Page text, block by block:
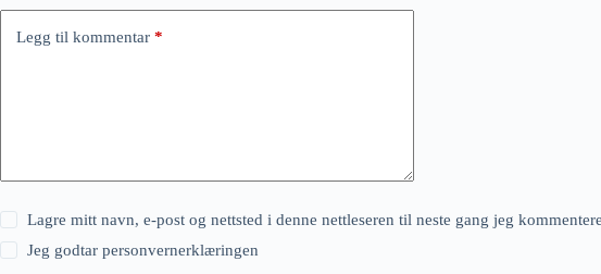
Legg til kommentar *
Lagre mitt navn, e-post og nettsted i denne nettleseren til neste gang jeg
Jeg godtarpersonvernerklæringen